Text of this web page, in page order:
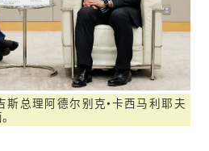
斯总理阿德尔别克•卡西马利耶夫